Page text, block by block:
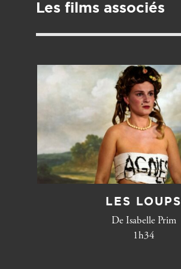
Les films associés
LES LOUPS
De Isabelle Prim
1h34